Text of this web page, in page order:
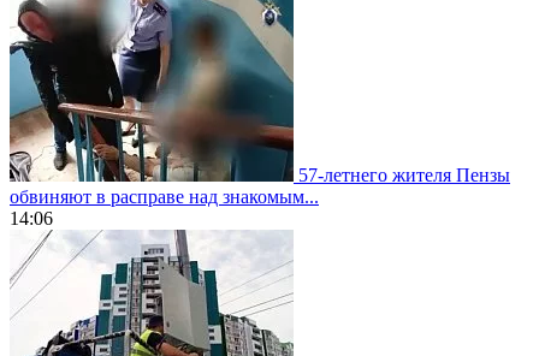
57-летнего жителя Пензы
обвиняют в расправе над знакомым...
14:06